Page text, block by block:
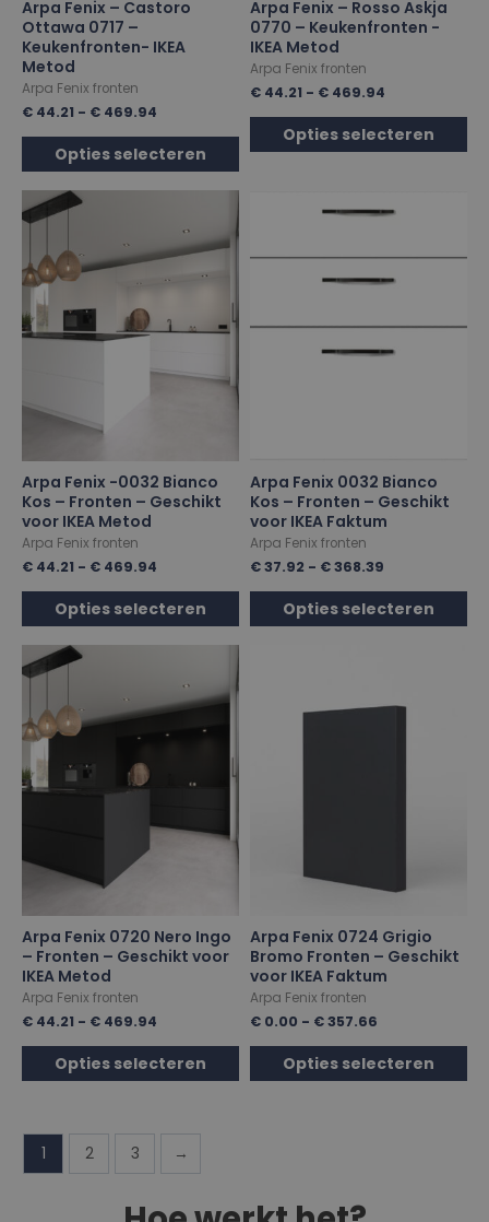
Arpa Fenix – Castoro
Ottawa 0717 –
Keukenfronten- IKEA
Metod
Arpa Fenix fronten
€ 44.21 - € 469.94
Opties selecteren
Arpa Fenix – Rosso Askja
0770 – Keukenfronten -
IKEA Metod
Arpa Fenix fronten
€ 44.21 - € 469.94
Opties selecteren
Arpa Fenix -0032 Bianco
Kos – Fronten – Geschikt
voor IKEA Metod
Arpa Fenix fronten
€ 44.21 - € 469.94
Opties selecteren
Arpa Fenix 0032 Bianco
Kos – Fronten – Geschikt
voor IKEA Faktum
Arpa Fenix fronten
€37.92 - €368.39
Opties selecteren
Arpa Fenix 0720 Nero Ingo
– Fronten – Geschikt voor
IKEA Metod
Arpa Fenix fronten
€ 44.21 - € 469.94
Opties selecteren
Arpa Fenix 0724 Grigio
Bromo Fronten – Geschikt
voor IKEA Faktum
Arpa Fenix fronten
€ 0.00 - €357.66
Opties selecteren
1 2 3 →